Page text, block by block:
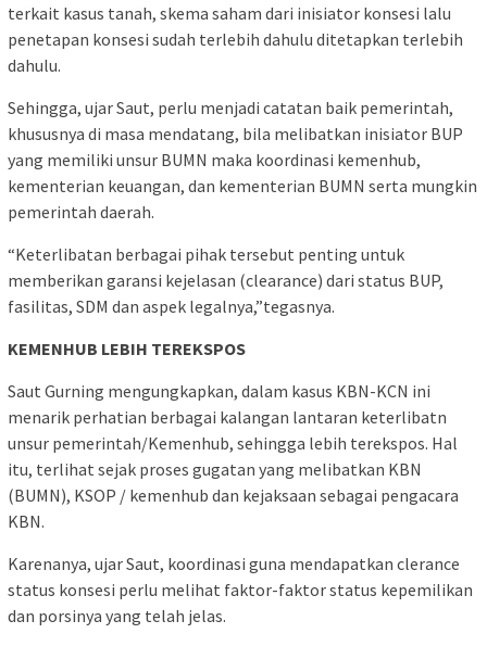
terkait kasus tanah, skema saham dari inisiator konsesi lalu
penetapan konsesi sudah terlebih dahulu ditetapkan terlebih
dahulu.
Sehingga, ujar Saut, perlu menjadi catatan baik pemerintah,
khususnya di masa mendatang, bila melibatkan inisiator BUP
yang memiliki unsur BUMN maka koordinasi kemenhub,
kementerian keuangan, dan kementerian BUMN serta mungkin
pemerintah daerah.
“Keterlibatan berbagai pihak tersebut penting untuk
memberikan garansi kejelasan (clearance) dari status BUP,
fasilitas, SDM dan aspek legalnya,”tegasnya.
KEMENHUB LEBIH TEREKSPOS
Saut Gurning mengungkapkan, dalam kasus KBN-KCN ini
menarik perhatian berbagai kalangan lantaran keterlibatn
unsur pemerintah/Kemenhub, sehingga lebih terekspos. Hal
itu, terlihat sejak proses gugatan yang melibatkan KBN
(BUMN), KSOP / kemenhub dan kejaksaan sebagai pengacara
KBN.
Karenanya, ujar Saut, koordinasi guna mendapatkan clerance
status konsesi perlu melihat faktor-faktor status kepemilikan
dan porsinya yang telah jelas.